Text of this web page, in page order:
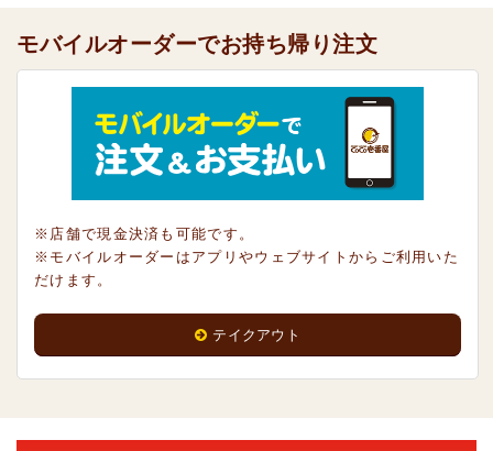
モバイルオーダーでお持ち帰り注文
※店舗で現金決済も可能です。
※モバイルオーダーはアプリやウェブサイトからご利用いた
だけます。
テイクアウト